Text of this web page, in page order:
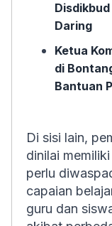
Daring
Ketua
di
Bantuan
Di sisi lain,
dinilai
perlu
capaian
guru dan